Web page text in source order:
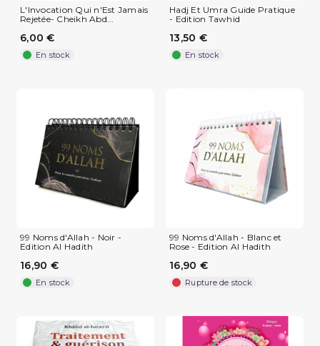
L'Invocation Qui n'Est Jamais
Rejetée- Cheikh Abd...
6,00 €
En stock
Hadj Et Umra Guide Pratique
- Edition Tawhid
13,50 €
En stock
99 Noms d'Allah - Noir -
Edition Al Hadith
16,90 €
En stock
99 Noms d'Allah - Blanc et
Rose - Edition Al Hadith
16,90 €
Rupture de stock